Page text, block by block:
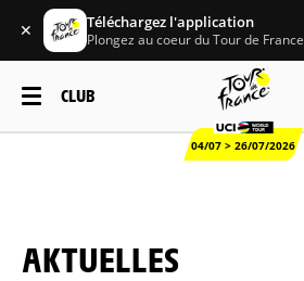
✕ Téléchargez l'application
Plongez au coeur du Tour de France
CLUB
04/07 > 26/07/2026
AKTUELLES